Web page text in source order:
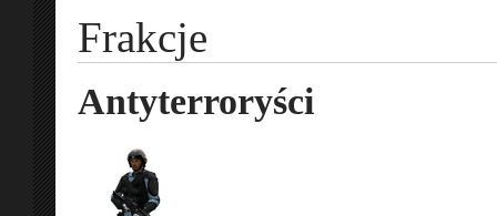
Frakcje
Antyterroryści